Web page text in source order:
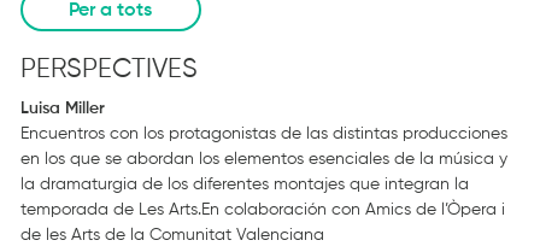
Per a tots
PERSPECTIVES
Luisa Miller
Encuentros con los protagonistas de las distintas producciones
en los que se abordan los elementos esenciales de la música y
la dramaturgia de los diferentes montajes que integran la
temporada de Les Arts.En colaboración con Amics de l’Òpera i
de les Arts de la Comunitat Valenciana